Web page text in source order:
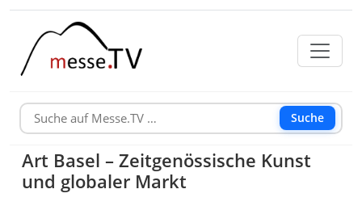
Suche
Art Basel – Zeitgenössische Kunst
und globaler Markt